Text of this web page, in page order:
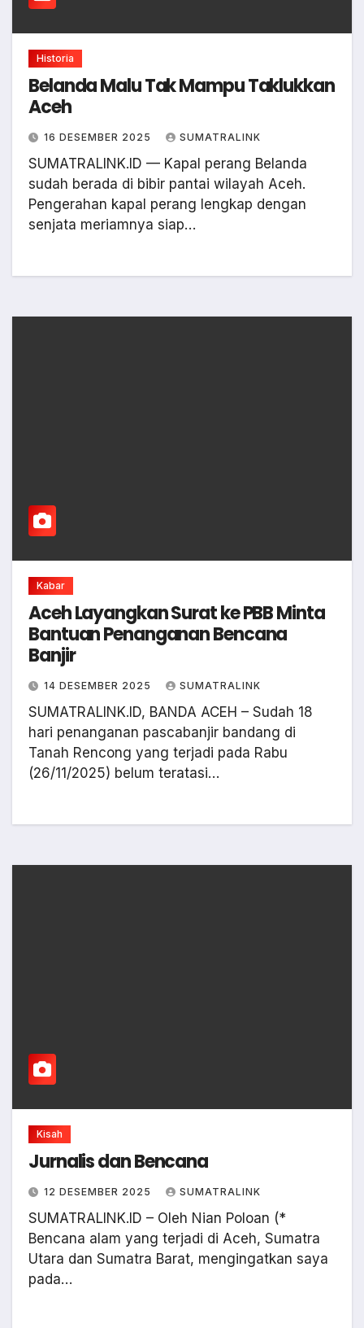
Historia
Belanda Malu Tak Mampu Taklukkan
Aceh
16 DESEMBER 2025 SUMATRALINK
SUMATRALINK.ID — Kapal perang Belanda
sudah berada di bibir pantai wilayah Aceh.
Pengerahan kapal perang lengkap dengan
senjata meriamnya siap…
Kabar
Aceh Layangkan Surat ke PBB Minta
Bantuan Penanganan Bencana
Banjir
14 DESEMBER 2025 SUMATRALINK
SUMATRALINK.ID, BANDA ACEH – Sudah 18
hari penanganan pascabanjir bandang di
Tanah Rencong yang terjadi pada Rabu
(26/11/2025) belum teratasi…
Kisah
Jurnalis dan Bencana
12 DESEMBER 2025 SUMATRALINK
SUMATRALINK.ID – Oleh Nian Poloan (*
Bencana alam yang terjadi di Aceh, Sumatra
Utara dan Sumatra Barat, mengingatkan saya
pada…